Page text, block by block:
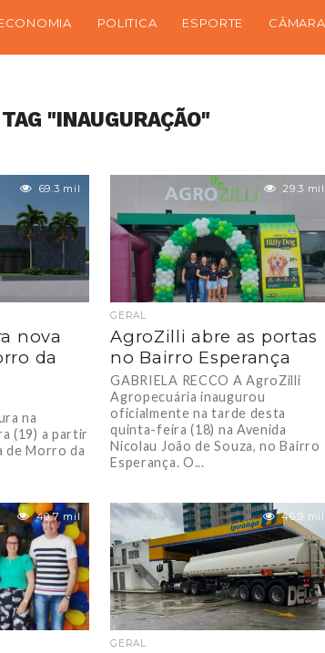
POLITICA ESPORTE
"INAUGURAÇÃO"
69.3 mil
nova
da
na
(19) a partir
de Morro da
29.3 mil
GERAL
AgroZilli abre as portas
no Bairro Esperança
GABRIELA RECCO A AgroZilli
Agropecuária inaugurou
oficialmente na tarde desta
quinta-feira (18) na Avenida
Nicolau João de Souza, no Bairro
Esperança. O...
40.7 mil 46.9 mil
GERAL